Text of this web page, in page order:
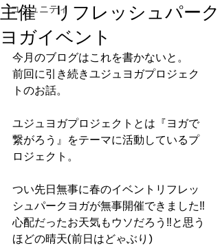
コミュニティ
主催 リフレッシュパーク
ヨガイベント
今月のブログはこれを書かないと。
前回に引き続きユジュヨガプロジェク
トのお話。
ユジュヨガプロジェクトとは『ヨガで
繋がろう』をテーマに活動しているプ
ロジェクト。
つい先日無事に春のイベントリフレッ
シュパークヨガが無事開催できました‼
心配だったお天気もウソだろう‼と思う
ほどの晴天(前日はどゃぶり)